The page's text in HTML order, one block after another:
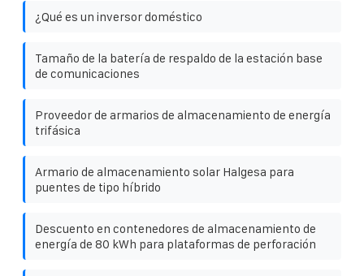
¿Qué es un inversor doméstico
Tamaño de la batería de respaldo de la estación base
de comunicaciones
Proveedor de armarios de almacenamiento de energía
trifásica
Armario de almacenamiento solar Halgesa para
puentes de tipo híbrido
Descuento en contenedores de almacenamiento de
energía de 80 kWh para plataformas de perforación